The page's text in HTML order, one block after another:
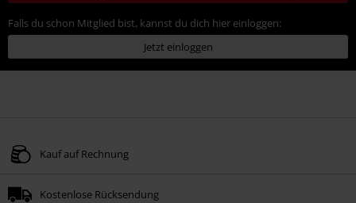
Falls du schon Mitglied bist, kannst du dich hier einloggen:
Jetzt einloggen
Kauf auf Rechnung
Kostenlose Rücksendung